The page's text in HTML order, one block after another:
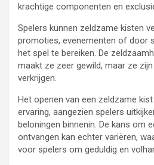
krachtige componenten en
Spelers kunnen zeldzame kisten
promoties, evenementen of door
het spel te bereiken. De
maakt ze zeer gewild, maar ze
verkrijgen.
Het openen van een zeldzame
ervaring, aangezien spelers
beloningen binnenin. De kans om
ontvangen kan echter variëren,
voor spelers om geduldig en